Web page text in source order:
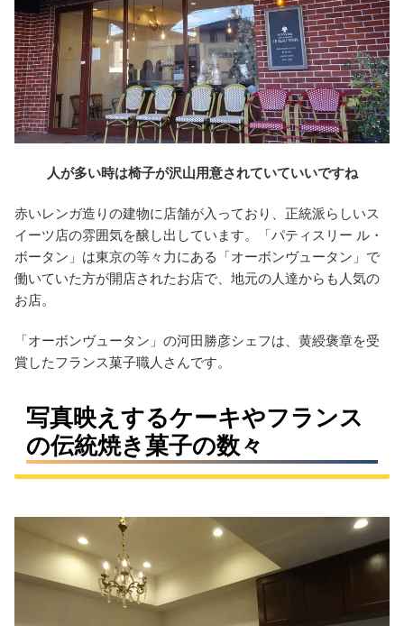
人が多い時は椅子が沢山用意されていていいですね
赤いレンガ造りの建物に店舗が入っており、正統派らしいス
イーツ店の雰囲気を醸し出しています。「パティスリー ル・
ボータン」は東京の等々力にある「オーボンヴュータン」で
働いていた方が開店されたお店で、地元の人達からも人気の
お店。
「オーボンヴュータン」の河田勝彦シェフは、黄綬褒章を受
賞したフランス菓子職人さんです。
写真映えするケーキやフランス
の伝統焼き菓子の数々